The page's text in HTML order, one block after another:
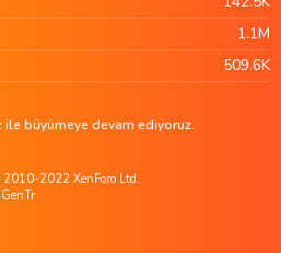
1.1M
509.6K
ile büyümeye devam ediyoruz.
2022 XenForo Ltd.